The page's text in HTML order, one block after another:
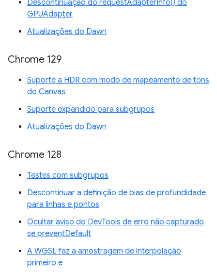
Descontinuação do requestAdapterInfo() do
GPUAdapter
Atualizações do Dawn
Chrome 129
Suporte a HDR com modo de mapeamento de tons
do Canvas
Suporte expandido para subgrupos
Atualizações do Dawn
Chrome 128
Testes com subgrupos
Descontinuar a definição de bias de profundidade
para linhas e pontos
Ocultar aviso do DevTools de erro não capturado
se preventDefault
A WGSL faz a amostragem de interpolação
primeiro e